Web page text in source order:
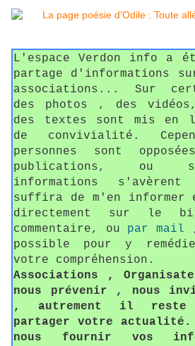
L'espace Verdon info a
partage d'informations sur
associations... Sur
des photos , des
des textes sont mis en
de convivialité.
personnes sont
publications, ou
informations
suffira de m'en
directement sur le
commentaire, ou par mail
possible pour y
votre compréhension.
Associations ,
nous prévenir , nous
, autrement il
partager votre actualité.
nous fournir vos